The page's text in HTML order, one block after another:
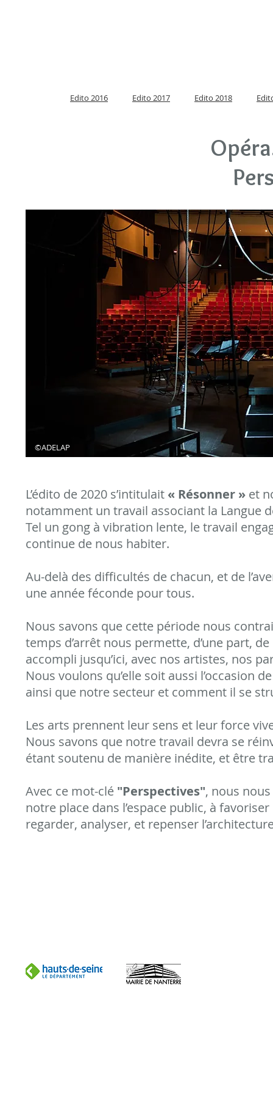
Edito 2016 Edito 2017 Edito 2018
©ADELAP
L’édito de 2020 s’intitulait « Résonner » et
notamment un travail associant la Langue
Tel un gong à vibration lente, le travail
continue de nous habiter.
Au-delà des difficultés de chacun, et de
une année féconde pour tous.
Nous savons que cette période nous
temps d’arrêt nous permette, d’une part,
accompli jusqu’ici, avec nos artistes, nos
Nous voulons qu’elle soit aussi l’occasion
ainsi que notre secteur et comment il se
Les arts prennent leur sens et leur force
Nous savons que notre travail devra se
étant soutenu de manière inédite, et être
Avec ce mot-clé "Perspectives", nous
notre place dans l’espace public, à
regarder, analyser, et repenser